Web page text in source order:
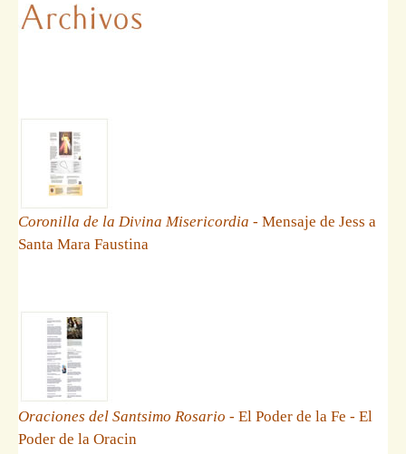
Coronilla de la Divina Misericordia - Mensaje de Jess a
Santa Mara Faustina
Oraciones del Santsimo Rosario - El Poder de la Fe - El
Poder de la Oracin